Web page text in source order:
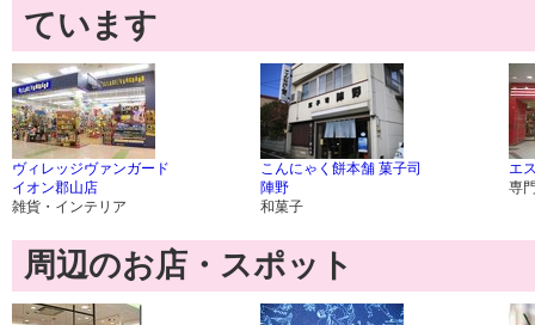
ています
ヴィレッジヴァンガード
イオン郡山店
雑貨・インテリア
こんにゃく餅本舗 菓子司
陣野
和菓子
エ
専
周辺のお店・スポット